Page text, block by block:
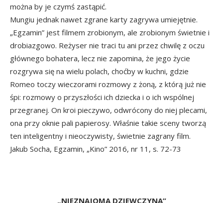
można by je czymś zastąpić.
Mungiu jednak nawet zgrane karty zagrywa umiejętnie.
„Egzamin” jest filmem zrobionym, ale zrobionym świetnie i
drobiazgowo. Reżyser nie traci tu ani przez chwilę z oczu
głównego bohatera, lecz nie zapomina, że jego życie
rozgrywa się na wielu polach, choćby w kuchni, gdzie
Romeo toczy wieczorami rozmowy z żoną, z którą już nie
śpi: rozmowy o przyszłości ich dziecka i o ich wspólnej
przegranej. On kroi pieczywo, odwrócony do niej plecami,
ona przy oknie pali papierosy. Właśnie takie sceny tworzą
ten inteligentny i nieoczywisty, świetnie zagrany film.
Jakub Socha, Egzamin, „Kino” 2016, nr 11, s. 72-73
„NIEZNAJOMA DZIEWCZYNA”